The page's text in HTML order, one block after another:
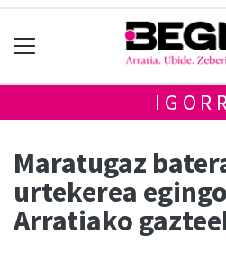
Maratugaz
urtekerea
Arratiako